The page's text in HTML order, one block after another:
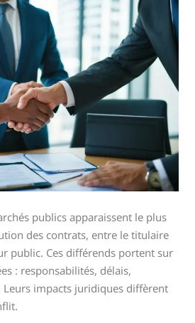
publics apparaissent le plus
des contrats, entre le titulaire
public. Ces différends portent sur
: responsabilités, délais,
Leurs impacts juridiques diffèrent